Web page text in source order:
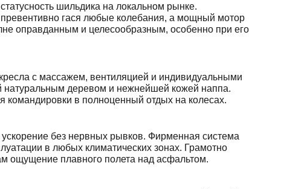
шильдика на локальном рынке.
гася любые колебания, а мощный мотор
оправданным и целесообразным, особенно при его
с массажем, вентиляцией и индивидуальными
натуральным деревом и нежнейшей кожей наппа.
в полноценный отдых на колесах.
без нервных рывков. Фирменная система
в любых климатических зонах. Грамотно
ощущение плавного полета над асфальтом.